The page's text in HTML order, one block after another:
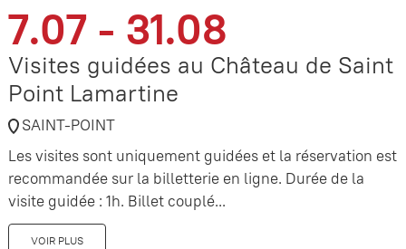
7.07 - 31.08
Visites guidées au Château de Saint
Point Lamartine
SAINT-POINT
Les visites sont uniquement guidées et la réservation est
recommandée sur la billetterie en ligne. Durée de la
visite guidée : 1h. Billet couplé...
VOIR PLUS